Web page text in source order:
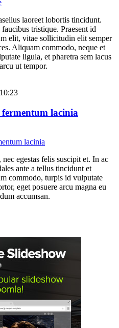
laoreet lobortis tincidunt.
tristique. Praesent id
elit, vitae sollicitudin elit semper
Aliquam commodo, neque et
ligula, et pharetra sem lacus
ut tempor.
lacinia
egestas felis suscipit et. In ac
ante a tellus tincidunt et
commodo, turpis id vulputate
eget posuere arcu magna eu
accumsan.